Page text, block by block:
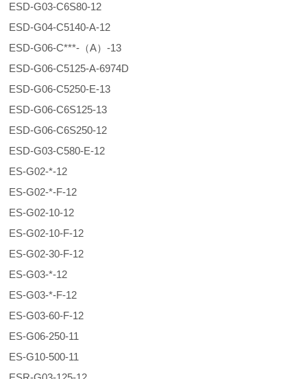
ESD-G03-C6S80-12
ESD-G04-C5140-A-12
ESD-G06-C***-（A）-13
ESD-G06-C5125-A-6974D
ESD-G06-C5250-E-13
ESD-G06-C6S125-13
ESD-G06-C6S250-12
ESD-G03-C580-E-12
ES-G02-*-12
ES-G02-*-F-12
ES-G02-10-12
ES-G02-10-F-12
ES-G02-30-F-12
ES-G03-*-12
ES-G03-*-F-12
ES-G03-60-F-12
ES-G06-250-11
ES-G10-500-11